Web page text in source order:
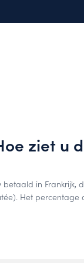
ziet u
betaald in Frankrijk,
Het percentage